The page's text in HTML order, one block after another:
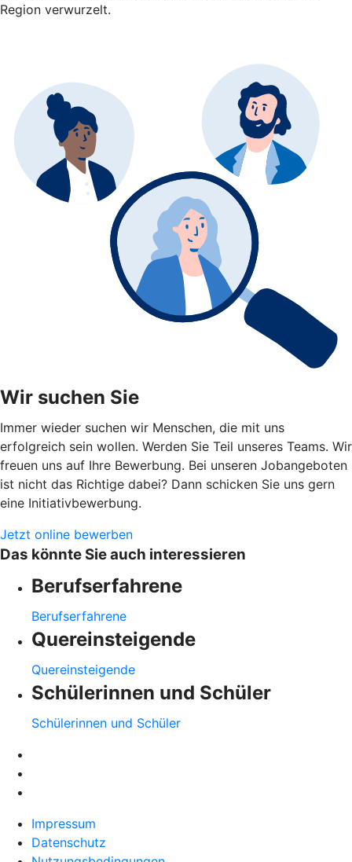
Region verwurzelt.
Wir suchen Sie
Immer wieder suchen wir Menschen, die mit uns
erfolgreich sein wollen. Werden Sie Teil unseres Teams. Wir
freuen uns auf Ihre Bewerbung. Bei unseren Jobangeboten
ist nicht das Richtige dabei? Dann schicken Sie uns gern
eine Initiativbewerbung.
Jetzt online bewerben
Das könnte Sie auch interessieren
Berufserfahrene
Berufserfahrene
Quereinsteigende
Quereinsteigende
Schülerinnen und Schüler
Schülerinnen und Schüler
Impressum
Datenschutz